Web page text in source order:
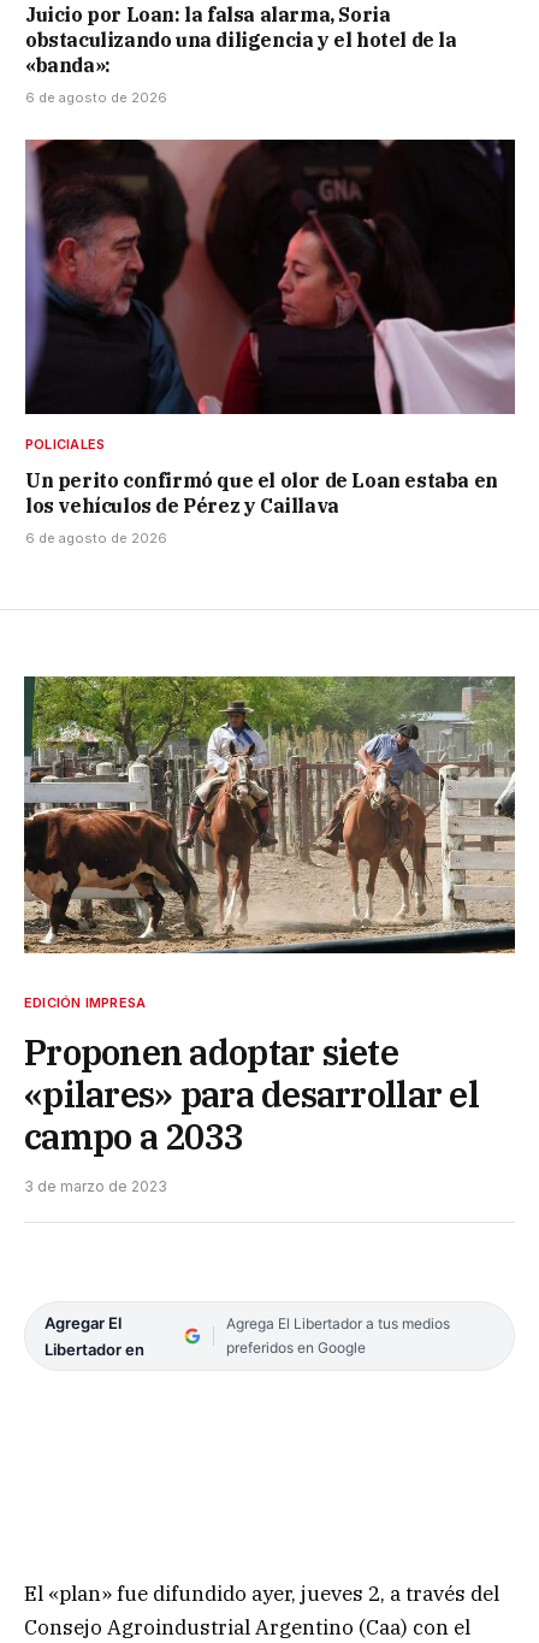
Juicio por Loan: la falsa alarma, Soria
obstaculizando una diligencia y el hotel de la
«banda»:
6 de agosto de 2026
POLICIALES
Un perito confirmó que el olor de Loan estaba en
los vehículos de Pérez y Caillava
6 de agosto de 2026
EDICIÓN IMPRESA
Proponen adoptar siete
«pilares» para desarrollar el
campo a 2033
3 de marzo de 2023
Agregar El
Libertador en
Agrega El Libertador a tus medios
preferidos en Google
El «plan» fue difundido ayer, jueves 2, a través del
Consejo Agroindustrial Argentino (Caa) con el